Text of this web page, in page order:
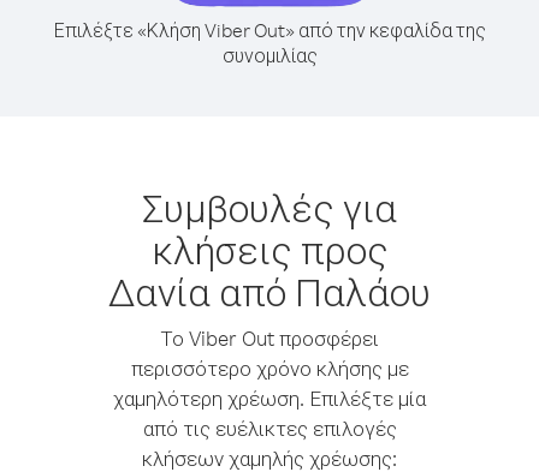
Επιλέξτε «Κλήση Viber Out» από την κεφαλίδα της
συνομιλίας
Συμβουλές για
κλήσεις προς
Δανία από Παλάου
Το Viber Out προσφέρει
περισσότερο χρόνο κλήσης με
χαμηλότερη χρέωση. Επιλέξτε μία
από τις ευέλικτες επιλογές
κλήσεων χαμηλής χρέωσης: